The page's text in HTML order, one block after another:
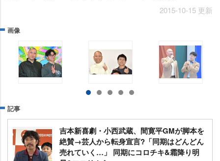
2015-10-15 更新
画像
記事
吉本新喜劇・小西武蔵、間寛平GMが脚本を
絶賛→芸人から転身宣言?「同期はどんどん
売れていく…」 同期にコロチキ&霜降り明